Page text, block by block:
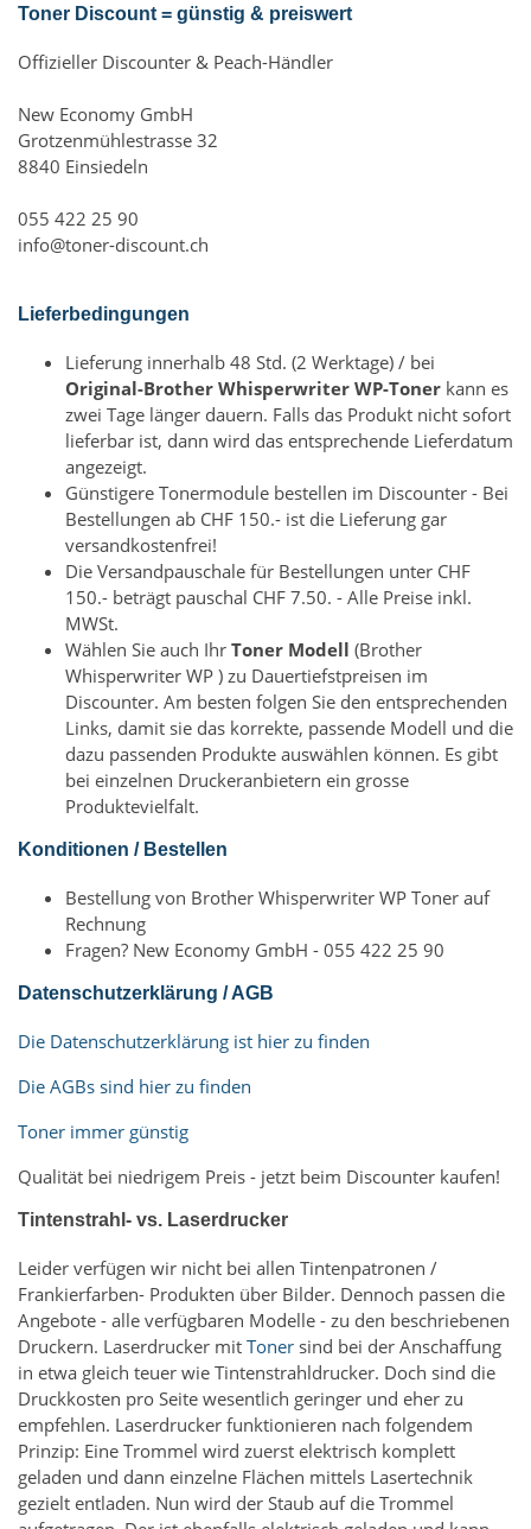
Toner Discount = günstig & preiswert
Offizieller Discounter & Peach-Händler
New Economy GmbH
Grotzenmühlestrasse 32
8840 Einsiedeln
055 422 25 90
info@toner-discount.ch
Lieferbedingungen
Lieferung innerhalb 48 Std. (2 Werktage) / bei
Original-Brother Whisperwriter WP-Toner kann es
zwei Tage länger dauern. Falls das Produkt nicht sofort
lieferbar ist, dann wird das entsprechende Lieferdatum
angezeigt.
Günstigere Tonermodule bestellen im Discounter - Bei
Bestellungen ab CHF 150.- ist die Lieferung gar
versandkostenfrei!
Die Versandpauschale für Bestellungen unter CHF
150.- beträgt pauschal CHF 7.50. - Alle Preise inkl.
MWSt.
Wählen Sie auch Ihr Toner Modell (Brother
Whisperwriter WP ) zu Dauertiefstpreisen im
Discounter. Am besten folgen Sie den entsprechenden
Links, damit sie das korrekte, passende Modell und die
dazu passenden Produkte auswählen können. Es gibt
bei einzelnen Druckeranbietern ein grosse
Produktevielfalt.
Konditionen / Bestellen
Bestellung von Brother Whisperwriter WP Toner auf
Rechnung
Fragen? New Economy GmbH - 055 422 25 90
Datenschutzerklärung / AGB
Die Datenschutzerklärung ist hier zu finden
Die AGBs sind hier zu finden
Toner immer günstig
Qualität bei niedrigem Preis - jetzt beim Discounter kaufen!
Tintenstrahl- vs. Laserdrucker
Leider verfügen wir nicht bei allen Tintenpatronen /
Frankierfarben- Produkten über Bilder. Dennoch passen die
Angebote - alle verfügbaren Modelle - zu den beschriebenen
Druckern. Laserdrucker mit Toner sind bei der Anschaffung
in etwa gleich teuer wie Tintenstrahldrucker. Doch sind die
Druckkosten pro Seite wesentlich geringer und eher zu
empfehlen. Laserdrucker funktionieren nach folgendem
Prinzip: Eine Trommel wird zuerst elektrisch komplett
geladen und dann einzelne Flächen mittels Lasertechnik
gezielt entladen. Nun wird der Staub auf die Trommel